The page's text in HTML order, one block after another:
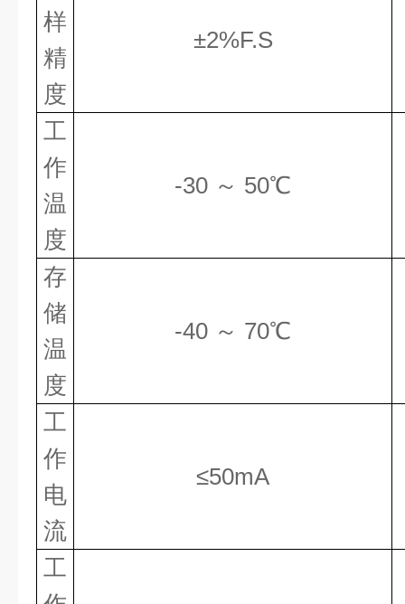
样
精
度
±2%F.S
工
作
温
度
-30 ～ 50℃
存
储
温
度
-40 ～ 70℃
工
作
电
流
≤50mA
工